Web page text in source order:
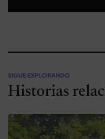
SIGUE EXPLORANDO
Historias